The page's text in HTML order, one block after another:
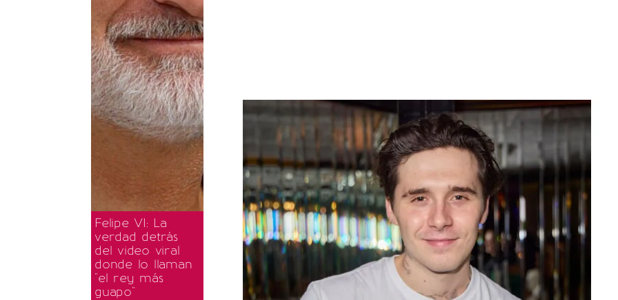
Felipe VI: La
verdad detrás
del video viral
donde lo llaman
"el rey más
guapo"